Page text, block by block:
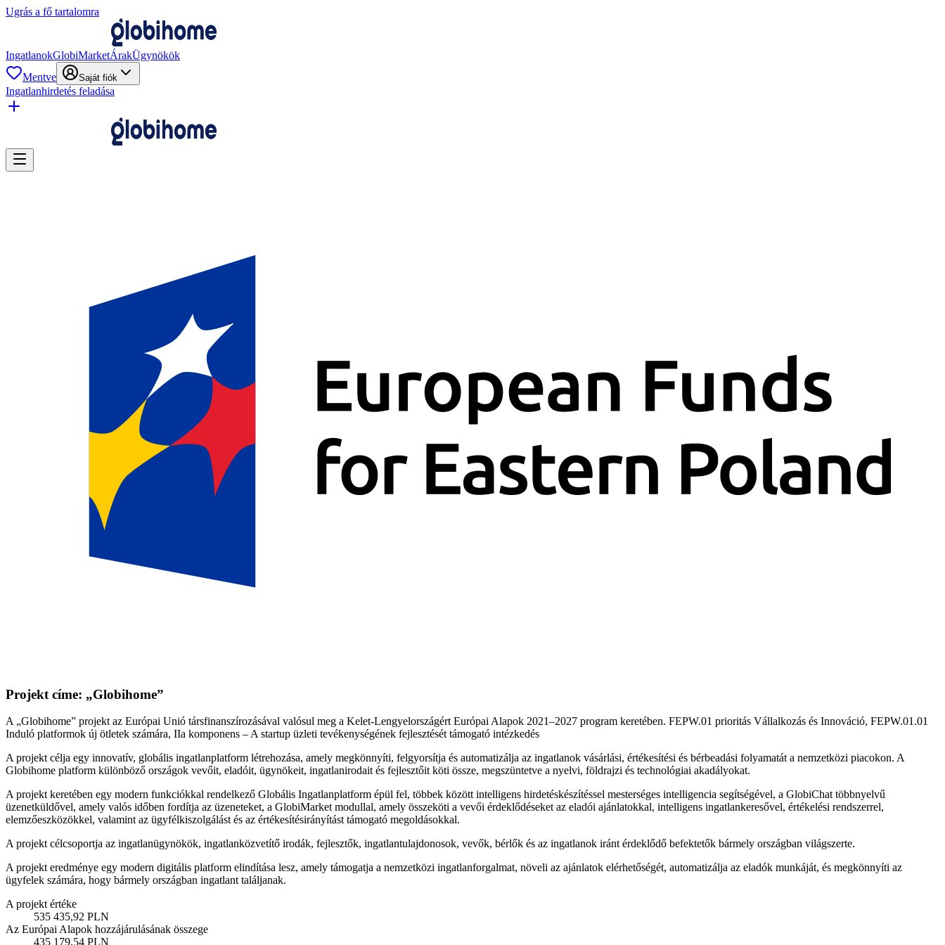
Ugrás a fő tartalomra
IngatlanokGlobiMarketÁrakÜgynökök
Mentve
Saját fiók
Ingatlanhirdetés feladása
Projekt címe: „Globihome”
A „Globihome” projekt az Európai Unió társfinanszírozásával valósul meg a Kelet-Lengyelországért Európai Alapok 2021–2027 program keretében. FEPW.01 prioritás Vállalkozás és Innováció, FEPW.01.01
Induló platformok új ötletek számára, IIa komponens – A startup üzleti tevékenységének fejlesztését támogató intézkedés
A projekt célja egy innovatív, globális ingatlanplatform létrehozása, amely megkönnyíti, felgyorsítja és automatizálja az ingatlanok vásárlási, értékesítési és bérbeadási folyamatát a nemzetközi piacokon. A
Globihome platform különböző országok vevőit, eladóit, ügynökeit, ingatlanirodait és fejlesztőit köti össze, megszüntetve a nyelvi, földrajzi és technológiai akadályokat.
A projekt keretében egy modern funkciókkal rendelkező Globális Ingatlanplatform épül fel, többek között intelligens hirdetéskészítéssel mesterséges intelligencia segítségével, a GlobiChat többnyelvű
üzenetküldővel, amely valós időben fordítja az üzeneteket, a GlobiMarket modullal, amely összeköti a vevői érdeklődéseket az eladói ajánlatokkal, intelligens ingatlankeresővel, értékelési rendszerrel,
elemzőeszközökkel, valamint az ügyfélkiszolgálást és az értékesítésirányítást támogató megoldásokkal.
A projekt célcsoportja az ingatlanügynökök, ingatlanközvetítő irodák, fejlesztők, ingatlantulajdonosok, vevők, bérlők és az ingatlanok iránt érdeklődő befektetők bármely országban világszerte.
A projekt eredménye egy modern digitális platform elindítása lesz, amely támogatja a nemzetközi ingatlanforgalmat, növeli az ajánlatok elérhetőségét, automatizálja az eladók munkáját, és megkönnyíti az
ügyfelek számára, hogy bármely országban ingatlant találjanak.
A projekt értéke
535 435,92 PLN
Az Európai Alapok hozzájárulásának összege
435 179,54 PLN